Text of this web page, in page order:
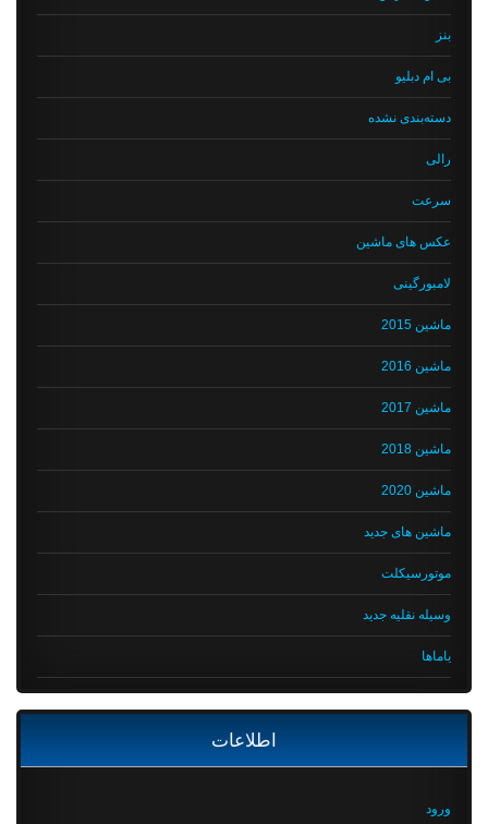
بی ام دبلیو
دسته‌بندی نشده
رالی
سرعت
عکس های ماشین
لامبورگینی
ماشین 2015
ماشین 2016
ماشین 2017
ماشین 2018
ماشین 2020
ماشین های جدید
موتورسیکلت
وسیله نقلیه جدید
یاماها
اطلاعات
ورود